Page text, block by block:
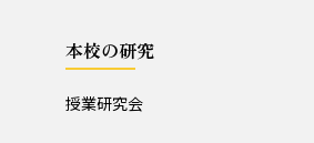
入試情報・セミナー情報など
本校の研究
授業研究会